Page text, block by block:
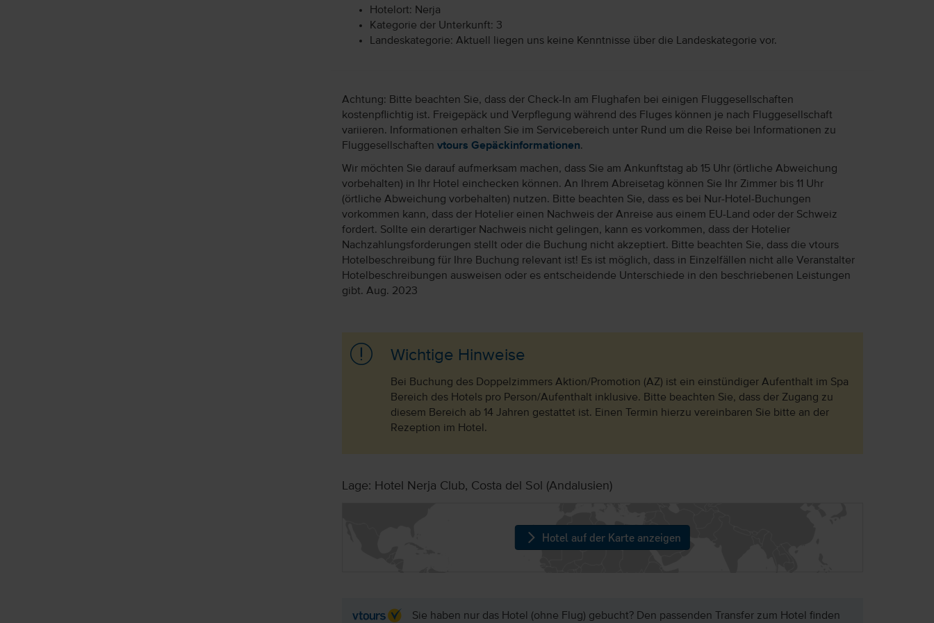
Hotelort: Nerja
Kategorie der Unterkunft: 3
Landeskategorie: Aktuell liegen uns keine Kenntnisse über die Landeskategorie vor.
Achtung: Bitte beachten Sie, dass der Check-In am Flughafen bei einigen Fluggesellschaften
kostenpflichtig ist. Freigepäck und Verpflegung während des Fluges können je nach Fluggesellschaft
variieren. Informationen erhalten Sie im Servicebereich unter Rund um die Reise bei Informationen zu
Fluggesellschaften vtours Gepäckinformationen.
Wir möchten Sie darauf aufmerksam machen, dass Sie am Ankunftstag ab 15 Uhr (örtliche Abweichung
vorbehalten) in Ihr Hotel einchecken können. An Ihrem Abreisetag können Sie Ihr Zimmer bis 11 Uhr
(örtliche Abweichung vorbehalten) nutzen. Bitte beachten Sie, dass es bei Nur-Hotel-Buchungen
vorkommen kann, dass der Hotelier einen Nachweis der Anreise aus einem EU-Land oder der Schweiz
fordert. Sollte ein derartiger Nachweis nicht gelingen, kann es vorkommen, dass der Hotelier
Nachzahlungsforderungen stellt oder die Buchung nicht akzeptiert. Bitte beachten Sie, dass die vtours
Hotelbeschreibung für Ihre Buchung relevant ist! Es ist möglich, dass in Einzelfällen nicht alle Veranstalter
Hotelbeschreibungen ausweisen oder es entscheidende Unterschiede in den beschriebenen Leistungen
gibt. Aug. 2023
Wichtige Hinweise
Bei Buchung des Doppelzimmers Aktion/Promotion (AZ) ist ein einstündiger Aufenthalt im Spa
Bereich des Hotels pro Person/Aufenthalt inklusive. Bitte beachten Sie, dass der Zugang zu
diesem Bereich ab 14 Jahren gestattet ist. Einen Termin hierzu vereinbaren Sie bitte an der
Rezeption im Hotel.
Lage: Hotel Nerja Club, Costa del Sol (Andalusien)
Hotel auf der Karte anzeigen
Sie haben nur das Hotel (ohne Flug) gebucht? Den passenden Transfer zum Hotel finden